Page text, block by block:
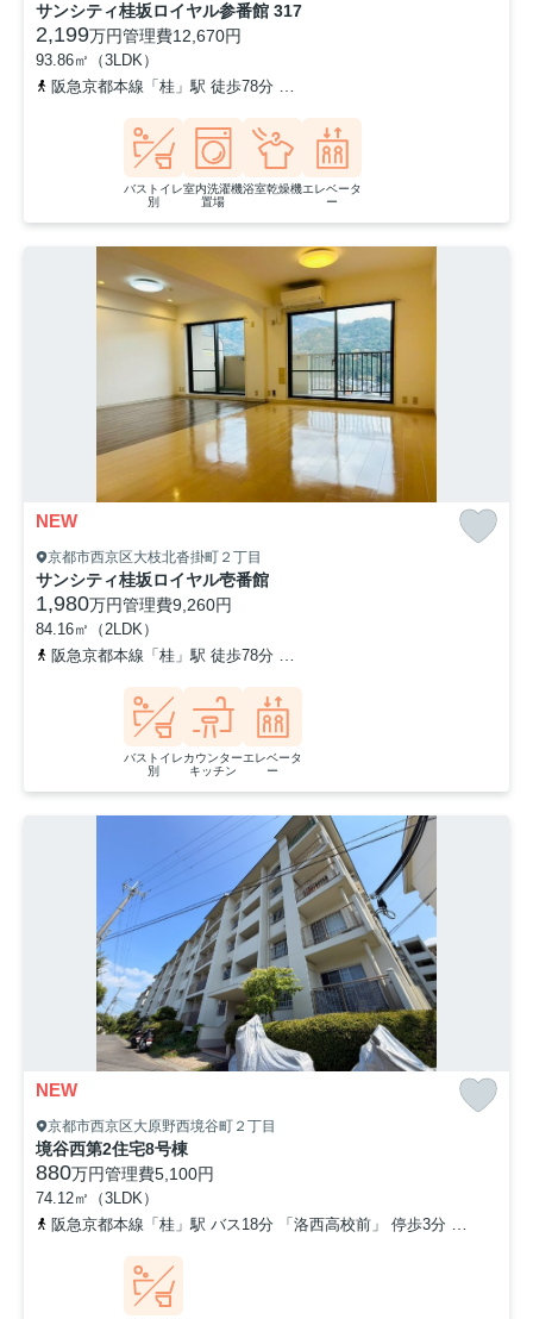
サンシティ桂坂ロイヤル参番館 317
2,199万円管理費12,670円
93.86㎡（3LDK）
阪急京都本線「桂」駅 徒歩78分
バストイレ
別
室内洗濯機
置場
浴室乾燥機エレベータ
ー
NEW
京都市西京区大枝北沓掛町２丁目
サンシティ桂坂ロイヤル壱番館
1,980万円管理費9,260円
84.16㎡（2LDK）
阪急京都本線「桂」駅 徒歩78分
バストイレ
別
カウンター
キッチン
エレベータ
ー
NEW
京都市西京区大原野西境谷町２丁目
境谷西第2住宅8号棟
880万円管理費5,100円
74.12㎡（3LDK）
阪急京都本線「桂」駅 バス18分 「洛西高校前」 停歩3分